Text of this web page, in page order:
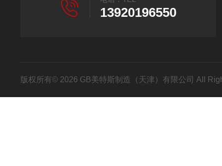
13920196550
版权所有© 2026 GB美特斯制造（天津）有限公司 All